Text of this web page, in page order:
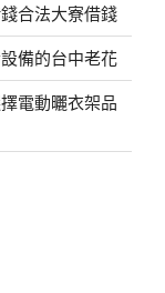
合法大寮借錢
備的台中老花
電動曬衣架品